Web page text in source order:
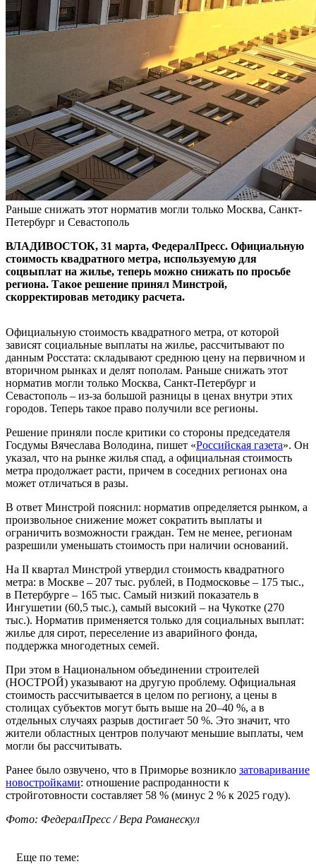
Раньше снижать этот норматив могли только Москва, Санкт-
Петербург и Севастополь
ВЛАДИВОСТОК, 31 марта, ФедералПресс. Официальную
стоимость квадратного метра, используемую для
соцвыплат на жилье, теперь можно снижать по просьбе
региона. Такое решение принял Минстрой,
скорректировав методику расчета.
Официальную стоимость квадратного метра, от которой
зависят социальные выплаты на жилье, рассчитывают по
данным Росстата: складывают среднюю цену на первичном и
вторичном рынках и делят пополам. Раньше снижать этот
норматив могли только Москва, Санкт-Петербург и
Севастополь – из-за большой разницы в ценах внутри этих
городов. Теперь такое право получили все регионы.
Решение приняли после критики со стороны председателя
Госдумы Вячеслава Володина, пишет «Российская газета». Он
указал, что на рынке жилья спад, а официальная стоимость
метра продолжает расти, причем в соседних регионах она
может отличаться в разы.
В ответ Минстрой пояснил: норматив определяется рынком, а
произвольное снижение может сократить выплаты и
ограничить возможности граждан. Тем не менее, регионам
разрешили уменьшать стоимость при наличии оснований.
На II квартал Минстрой утвердил стоимость квадратного
метра: в Москве – 207 тыс. рублей, в Подмосковье – 175 тыс.,
в Петербурге – 165 тыс. Самый низкий показатель в
Ингушетии (60,5 тыс.), самый высокий – на Чукотке (270
тыс.). Норматив применяется только для социальных выплат:
жилье для сирот, переселение из аварийного фонда,
поддержка многодетных семей.
При этом в Национальном объединении строителей
(НОСТРОЙ) указывают на другую проблему. Официальная
стоимость рассчитывается в целом по региону, а цены в
столицах субъектов могут быть выше на 20–40 %, а в
отдельных случаях разрыв достигает 50 %. Это значит, что
жители областных центров получают меньшие выплаты, чем
могли бы рассчитывать.
Ранее было озвучено, что в Приморье возникло затоваривание
новостройками: отношение распроданности к
стройготовности составляет 58 % (минус 2 % к 2025 году).
Фото: ФедералПресс / Вера Романескул
Еще по теме: